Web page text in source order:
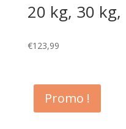
20 kg, 30
€123,99
Promo !